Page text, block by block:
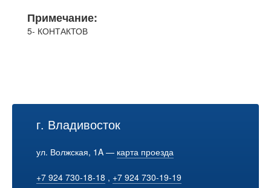
Примечание:
5- КОНТАКТОВ
г. Владивосток
ул. Волжская, 1A — карта проезда
+7 924 730-18-18 , +7 924 730-19-19